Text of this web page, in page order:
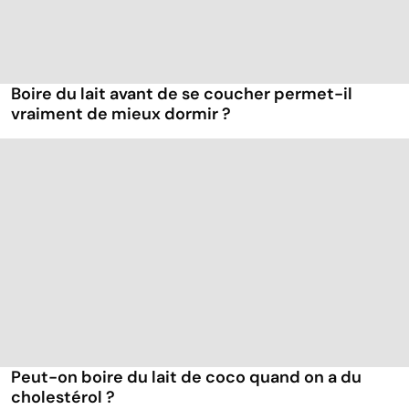
Boire du lait avant de se coucher permet-il
vraiment de mieux dormir ?
Peut-on boire du lait de coco quand on a du
cholestérol ?